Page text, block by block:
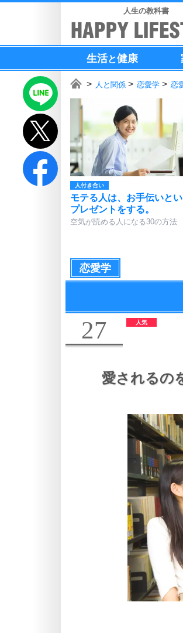
人生の教科書
生活と健康
人と関係 恋愛学 恋
人付き合い
モテる人は、お手伝いとい
プレゼントをする。
空気が読める人になる30の方法
恋愛学
27
愛されるの